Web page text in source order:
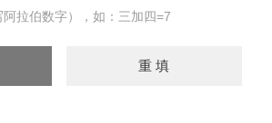
拉伯数字），如：三加四=7